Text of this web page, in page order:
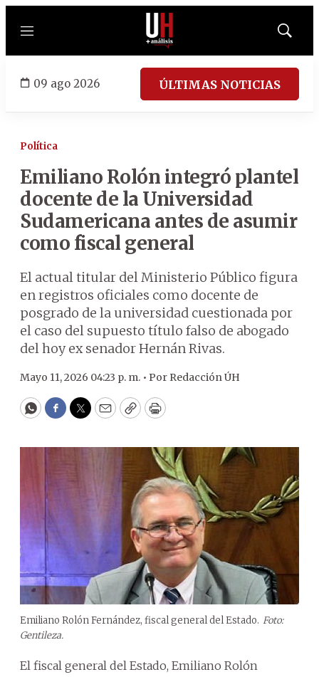
Menú
Mostrar
09 ago 2026 ÚLTIMAS NOTICIAS
Política
Emiliano Rolón integró plantel
docente de la Universidad
Sudamericana antes de asumir
como fiscal general
El actual titular del Ministerio Público figura
en registros oficiales como docente de
posgrado de la universidad cuestionada por
el caso del supuesto título falso de abogado
del hoy ex senador Hernán Rivas.
Mayo 11, 2026 04:23 p. m. • Por Redacción ÚH
WhatsApp
Facebook
Twitter
EmailCopyPrint
Emiliano Rolón Fernández, fiscal general del Estado. Foto:
Gentileza.
El fiscal general del Estado, Emiliano Rolón